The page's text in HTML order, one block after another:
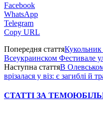
Facebook
WhatsApp
Telegram
Copy URL
Попередня стаття
Всеукраинском Фестивале
Наступна статтяВ
врізалася у віз: є загиблі й
СТАТТІ ЗА ТЕМОЮ